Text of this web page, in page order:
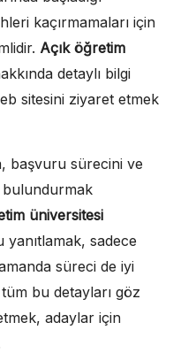
kaçırmamaları için
Açık öğretim
detaylı bilgi
sitesini ziyaret etmek
başvuru sürecini ve
üniversitesi
yanıtlamak, sadece
süreci de iyi
bu detayları göz
adaylar için